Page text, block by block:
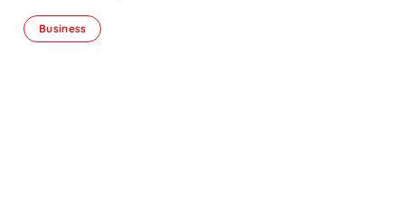
Business